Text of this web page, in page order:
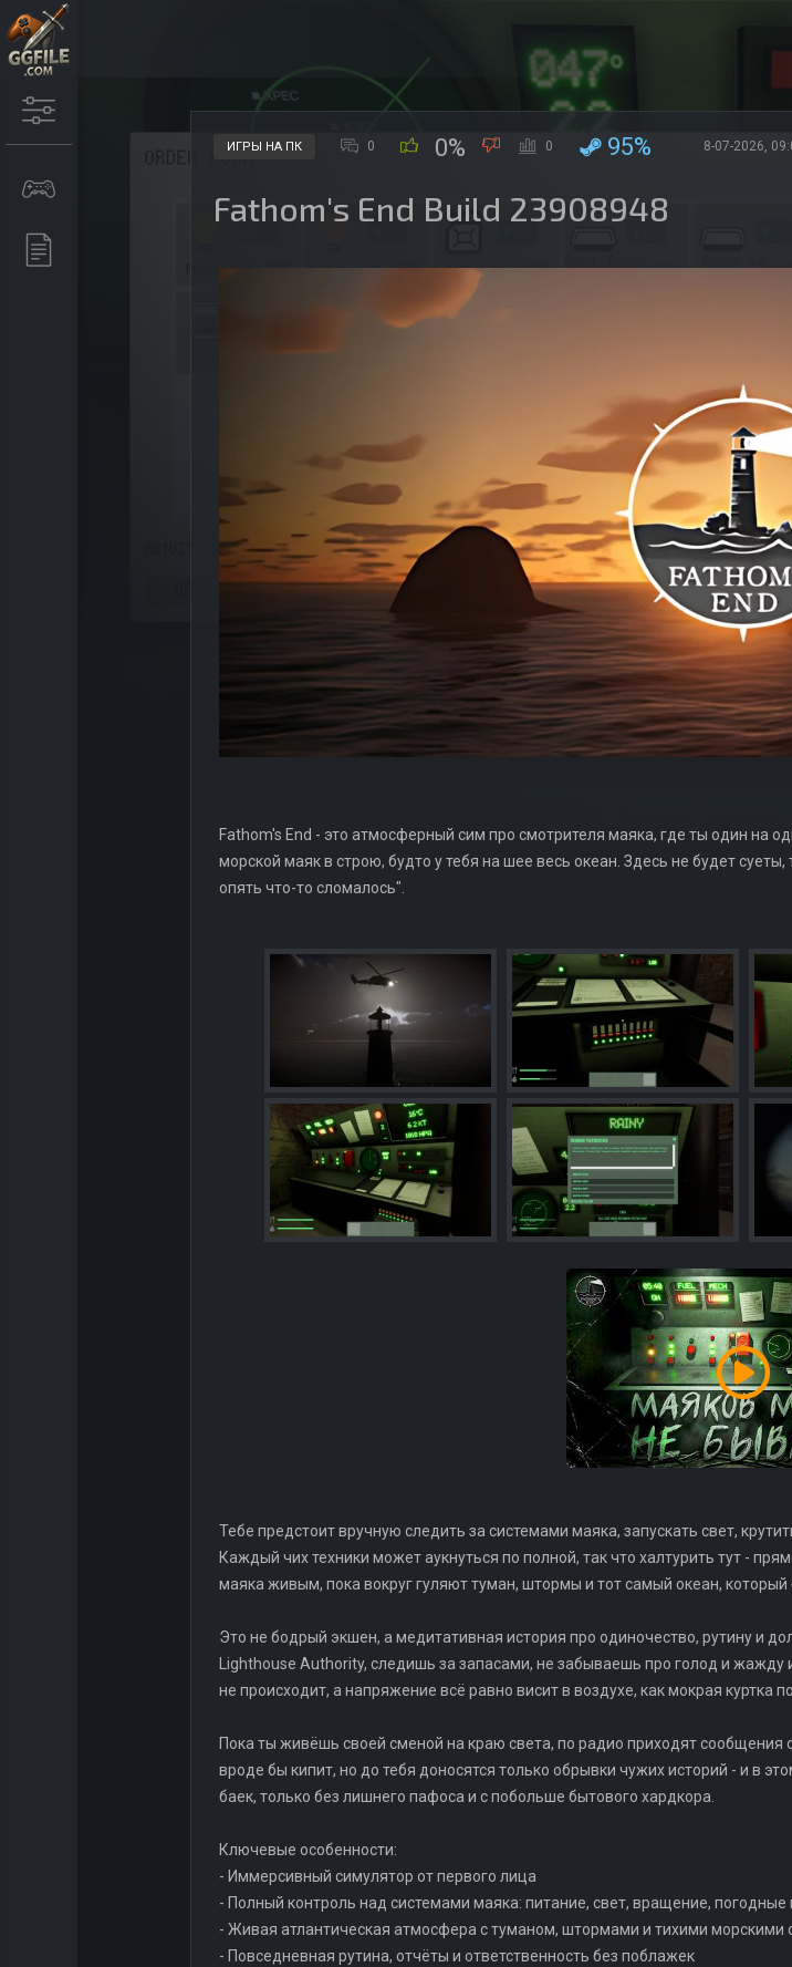
ИГРЫ НА ПК 0 0% 0 95% 8-07-2026,
Fathom's End Build 23908948
Fathom's End - это атмосферный сим про смотрителя маяка, где ты один на
морской маяк в строю, будто у тебя на шее весь океан. Здесь не будет
опять что-то сломалось".
Тебе предстоит вручную следить за системами маяка, запускать свет,
Каждый чих техники может аукнуться по полной, так что халтурить тут -
маяка живым, пока вокруг гуляют туман, штормы и тот самый океан,
Это не бодрый экшен, а медитативная история про одиночество, рутину и
Lighthouse Authority, следишь за запасами, не забываешь про голод и
не происходит, а напряжение всё равно висит в воздухе, как мокрая куртка
Пока ты живёшь своей сменой на краю света, по радио приходят сообщения
вроде бы кипит, но до тебя доносятся только обрывки чужих историй - и в
баек, только без лишнего пафоса и с побольше бытового хардкора.
Ключевые особенности:
- Иммерсивный симулятор от первого лица
- Полный контроль над системами маяка: питание, свет, вращение, погодные
- Живая атлантическая атмосфера с туманом, штормами и тихими морскими
- Повседневная рутина, отчёты и ответственность без поблажек